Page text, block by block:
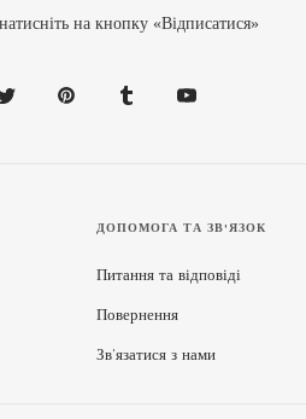
на кнопку «Відписатися»
ДОПОМОГА ТА ЗВ'ЯЗОК
Питання та відповіді
Повернення
Зв’язатися з нами